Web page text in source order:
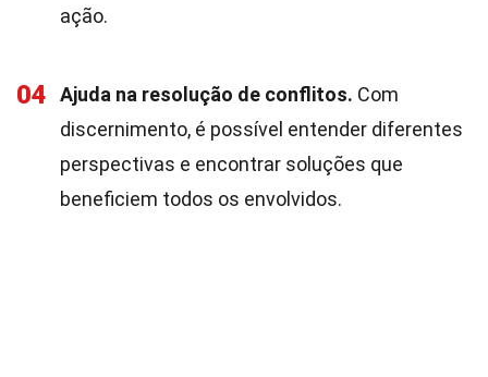
ação.
04 Ajuda na resolução de conflitos. Com
discernimento, é possível entender diferentes
perspectivas e encontrar soluções que
beneficiem todos os envolvidos.